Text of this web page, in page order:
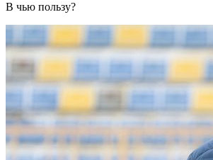
В чью пользу?